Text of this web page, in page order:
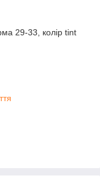
29-33, колір tint